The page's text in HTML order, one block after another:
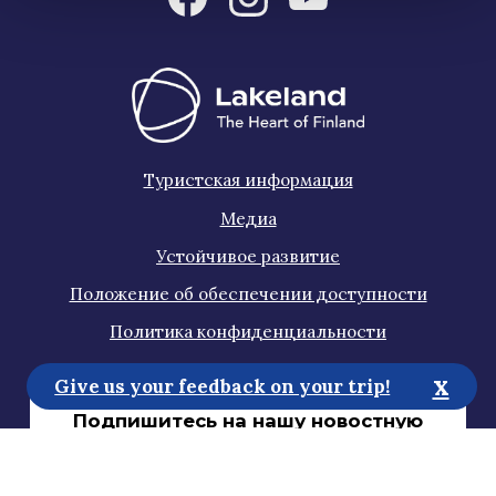
Туристская информация
Медиа
Устойчивое развитие
Положение об обеспечении доступности
Политика конфиденциальности
Подпишитесь на нашу новостную
Give us your feedback on your trip! x